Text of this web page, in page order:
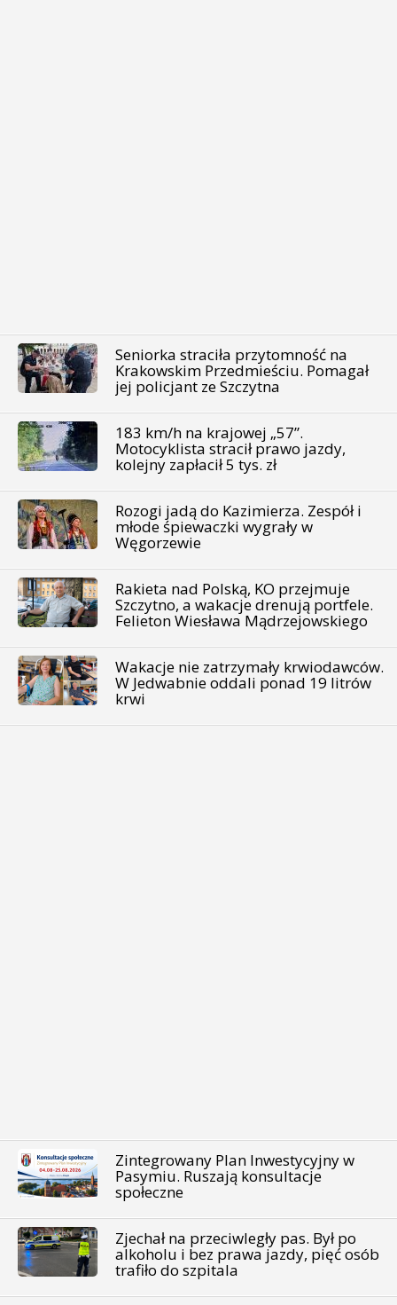
Seniorka straciła przytomność na
Krakowskim Przedmieściu. Pomagał
jej policjant ze Szczytna
183 km/h na krajowej „57”.
Motocyklista stracił prawo jazdy,
kolejny zapłacił 5 tys. zł
Rozogi jadą do Kazimierza. Zespół i
młode śpiewaczki wygrały w
Węgorzewie
Rakieta nad Polską, KO przejmuje
Szczytno, a wakacje drenują portfele.
Felieton Wiesława Mądrzejowskiego
Wakacje nie zatrzymały krwiodawców.
W Jedwabnie oddali ponad 19 litrów
krwi
Zintegrowany Plan Inwestycyjny w
Pasymiu. Ruszają konsultacje
społeczne
Zjechał na przeciwległy pas. Był po
alkoholu i bez prawa jazdy, pięć osób
trafiło do szpitala